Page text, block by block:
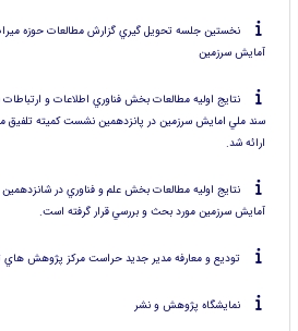
نخستين جلسه تحويل گيري گزارش مطالعات حوزه
آمايش سرزمين
نتايج اوليه مطالعات بخش فناوري اطلاعات و
سند ملي امايش سرزمين در پانزدهمين نشست كميته تلفيق
ارائه شد.
نتايج اوليه مطالعات بخش علم و فناوري در
آمايش سرزمين مورد بحث و بررسي قرار گرفته است.
توديع و معارفه مدير جديد حراست مركز پژوهش هاي
نمايشگاه پژوهش و نشر